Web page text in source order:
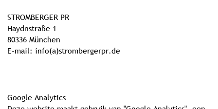
STROMBERGER PR
Haydnstraße 1
80336 München
E-mail: info(a)strombergerpr.de
Google Analytics